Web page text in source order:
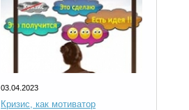
03.04.2023
Кризис, как мотиватор